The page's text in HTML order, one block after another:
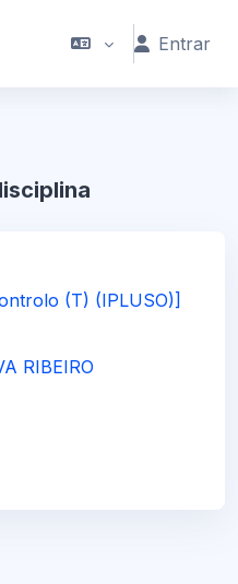
Entrar
(T) (IPLUSO)]
RIBEIRO